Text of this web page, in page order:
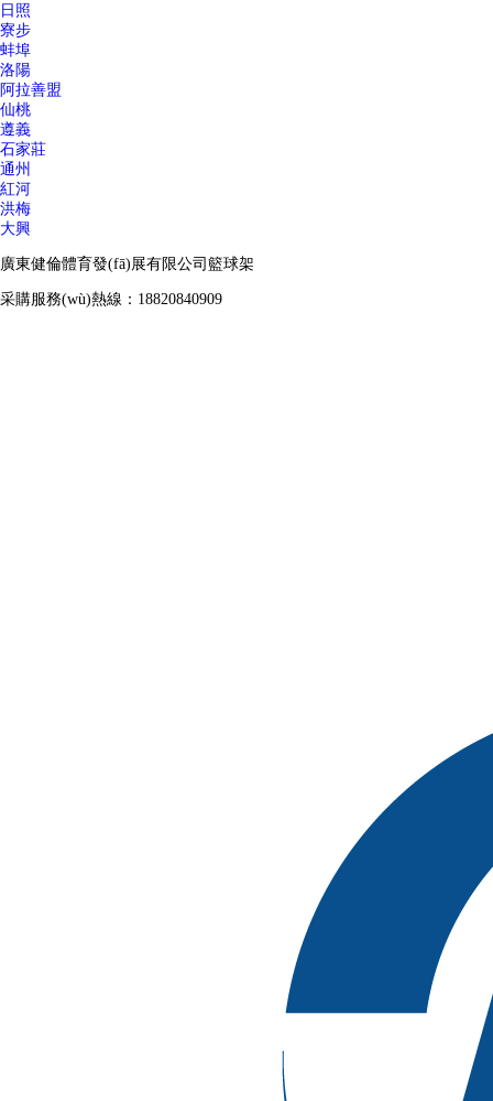
日照
寮步
蚌埠
洛陽
阿拉善盟
仙桃
遵義
石家莊
通州
紅河
洪梅
大興
廣東健倫體育發(fā)展有限公司籃球架
采購服務(wù)熱線：18820840909